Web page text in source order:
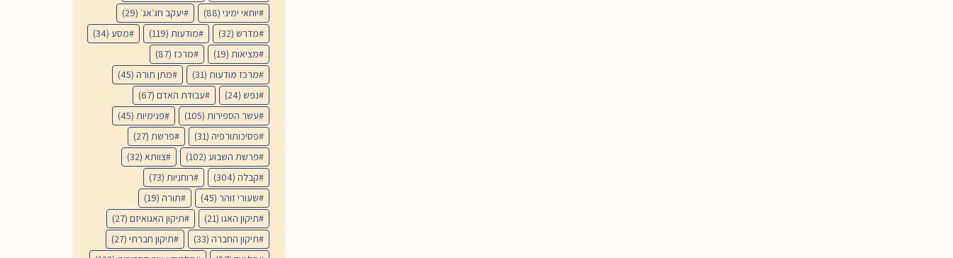
יוחאי ימיני (88) יעקב חג׳אג׳ (29)
מדרש (32) מודעות (119) מסע (34)
מציאות (19) מרכז (87)
מרכז מודעות (31) מתן תורה (45)
נפש (24) עבודת האדם (67)
עשר הספירות (105) פנימיות (45)
פסיכותורפיה (31) פרשת (27)
פרשת השבוע (102) צוותא (32)
קבלה (304) רוחניות (73)
שעורי זוהר (45) תורה (19)
תיקון האגו (21) תיקון האגואיזם (27)
תיקון החברה (33) תיקון חברתי (27)